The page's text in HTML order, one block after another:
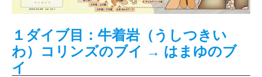
１ダイブ目：牛着岩（うしつきい
わ）コリンズのブイ → はまゆのブ
イ